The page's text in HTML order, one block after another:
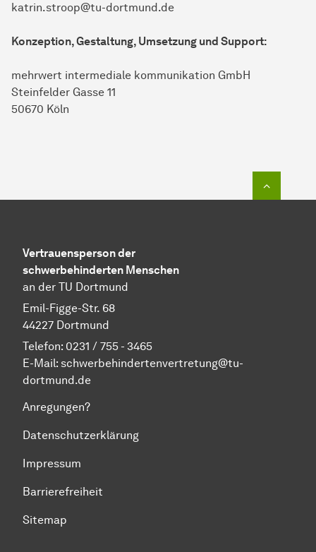
katrin.stroop@tu-dortmund.de
Konzeption, Gestaltung, Umsetzung und Support:
mehrwert intermediale kommunikation GmbH
Steinfelder Gasse 11
50670 Köln
Vertrauensperson der
schwerbehinderten Menschen
an der TU Dortmund
Emil-Figge-Str. 68
44227 Dortmund
Telefon: 0231 / 755 - 3465
E-Mail: schwerbehindertenvertretung@tu-
dortmund.de
Anregungen?
Datenschutzerklärung
Impressum
Barrierefreiheit
Sitemap